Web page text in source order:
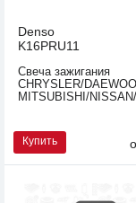
Denso
K16PRU11
Свеча зажигания
CHRYSLER/
MITSUBISHI/
Купить